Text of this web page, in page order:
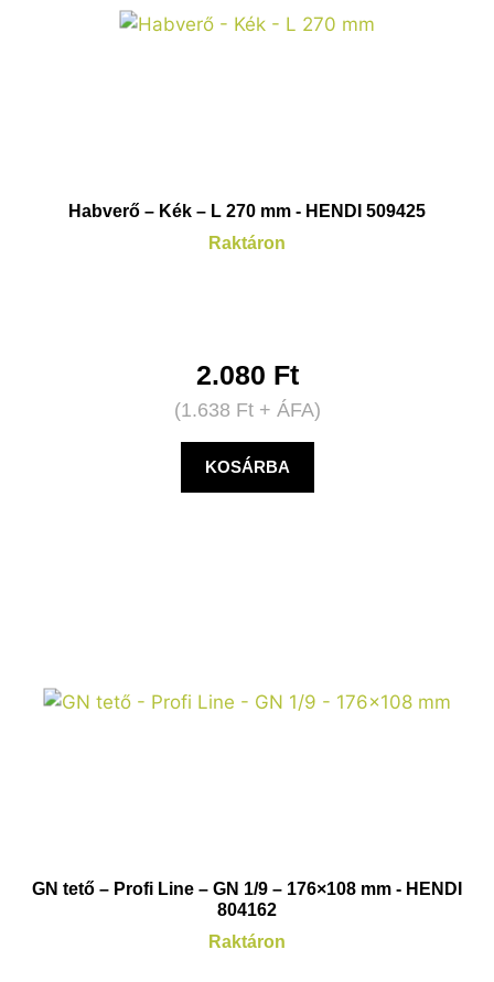
Habverő – Kék – L 270 mm - HENDI 509425
Raktáron
2.080 Ft
(1.638 Ft+ ÁFA)
KOSÁRBA
GN tető – Profi Line – GN 1/9 – 176×108 mm - HENDI
804162
Raktáron